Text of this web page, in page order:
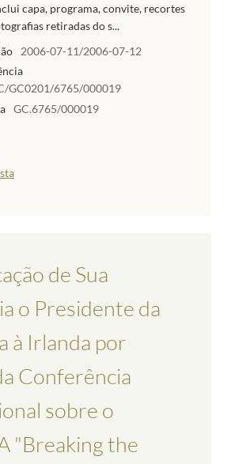
capa, programa, convite, recortes
retiradas do s...
2006-07-11/2006-07-12
GC0201/6765/000019
GC.6765/000019
de Sua
o Presidente da
à Irlanda por
Conferência
sobre o
"Breaking the